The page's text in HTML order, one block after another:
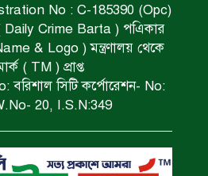
স্বামীর আত্মহত্যা।
ও হত্যা মামলায় মৃত্যুদণ্ড।
পাম্প পেল শতাধিক পরিবার।
No : C-185390 (Opc)
( Daily Crime Barta ) পএিকার
& Logo ) মন্ত্রণালয় থেকে
( TM ) প্রাপ্ত
সিটি কর্পোরেশন- No:
20, I.S.N:349